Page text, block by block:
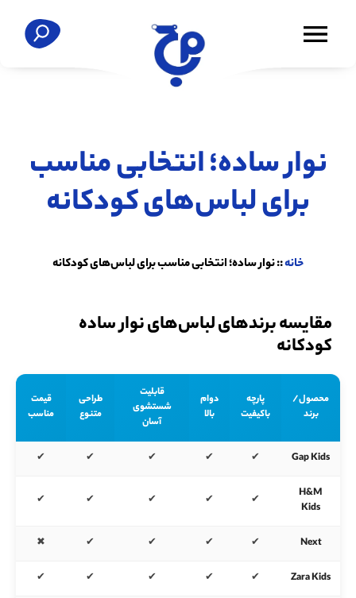
نوار ساده؛ انتخابی مناسب
برای لباس‌های کودکانه
خانه::نوار ساده؛ انتخابی مناسب برای لباس‌های کودکانه
مقایسه برندهای لباس‌های نوار ساده
کودکانه
محصول/
برند
پارچه
باکیفیت
دوام
بالا
قابلیت
شستشوی
آسان
طراحی
متنوع
قیمت
مناسب
Gap Kids
✔
✔
✔
✔
✔
H&M
Kids
✔
✔
✔
✔
✔
Next
✔
✔
✔
✔
✖
Zara Kids
✔
✔
✔
✔
✔